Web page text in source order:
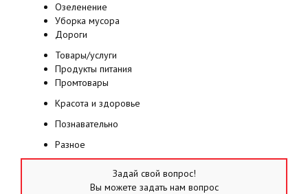
Озеленение
Уборка мусора
Дороги
Товары/услуги
Продукты питания
Промтовары
Красота и здоровье
Познавательно
Разное
Задай свой вопрос!
Вы можете задать нам вопрос